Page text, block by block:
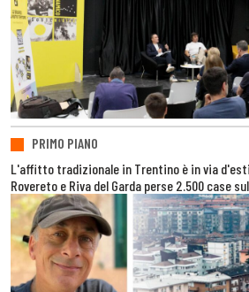
PRIMO PIANO
L'affitto tradizionale in Trentino è in via
Rovereto e Riva del Garda perse 2.500 case